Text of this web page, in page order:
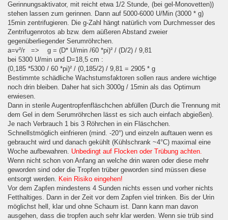
Gerinnungsaktivator, mit reicht etwa 1/2 Stunde, (bei gel-Monovetten))
stehen lassen zum gerinnen. Dann auf 5000-6000 U/Min (3000 * g)
15min zentrifugieren. Die g-Zahl hängt natürlich vom Durchmesser des
Zentrifugenrotos ab bzw. dem aüßeren Abstand zweier
gegenüberliegender Serumröhrchen.
a=v²/r => g = (D* U/min /60 *pi)² / (D/2) / 9,81
bei 5300 U/min und D=18,5 cm :
(0,185 *5300 / 60 *pi)² / (0,185/2) / 9,81 = 2905 * g
Bestimmte schädliche Wachstumsfaktoren sollen raus andere wichtige
noch drin bleiben. Daher hat sich 3000g / 15min als das Optimum
erwiesen.
Dann in sterile Augentropfenfläschchen abfüllen (Durch die Trennung mit
dem Gel in dem Serumröhrchen lässt es sich auch einfach abgießen).
Je nach Verbrauch 1 bis 3 Röhrchen in ein Fläschchen.
Schnellstmöglich einfrieren (mind. -20°) und einzeln auftauen wenn es
gebraucht wird und danach gekühlt (Kühlschrank ~4°C) maximal eine
Woche aufbewahren. Unbedingt auf Flocken oder Trübung achten.
Wenn nicht schon von Anfang an welche drin waren oder diese mehr
geworden sind oder die Tropfen trüber geworden sind müssen diese
entsorgt werden. Kein Risiko eingehen!
Vor dem Zapfen mindestens 4 Sunden nichts essen und vorher nichts
Fetthaltiges. Dann in der Zeit vor dem Zapfen viel trinken. Bis der Urin
möglichst hell, klar und ohne Schaum ist. Dann kann man davon
ausgehen, dass die tropfen auch sehr klar werden. Wenn sie trüb sind